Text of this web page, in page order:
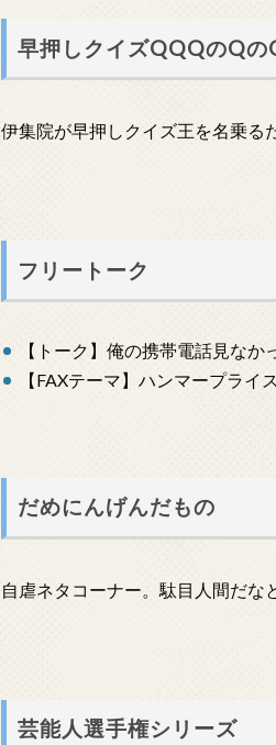
早押しクイズQQQのQの
伊集院が早押しクイズ王を名乗る
フリートーク
【トーク】俺の携帯電話見なか
【FAXテーマ】ハンマープライ
だめにんげんだもの
自虐ネタコーナー。駄目人間だな
芸能人選手権シリーズ